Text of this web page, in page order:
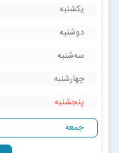
یکشنبه
دوشنبه
سه‌شنبه
چهارشنبه
پنجشنبه
جمعه